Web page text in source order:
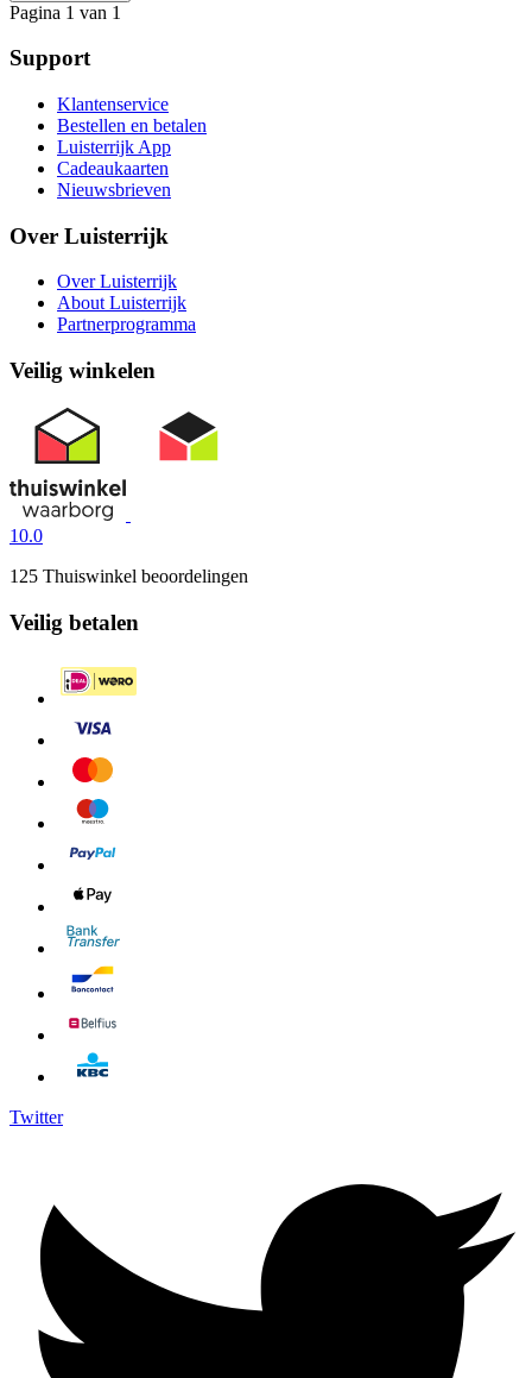
Pagina 1 van 1
Support
Klantenservice
Bestellen en betalen
Luisterrijk App
Cadeaukaarten
Nieuwsbrieven
Over Luisterrijk
Over Luisterrijk
About Luisterrijk
Partnerprogramma
Veilig winkelen
10.0
125 Thuiswinkel beoordelingen
Veilig betalen
Twitter